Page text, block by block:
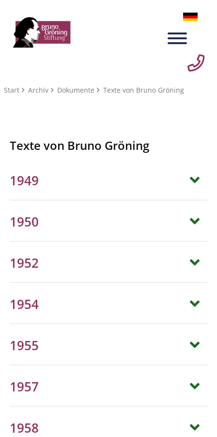
Start Archiv Dokumente Texte von Bruno Gröning
Texte von Bruno Gröning
1949
1950
1952
1954
1955
1957
1958